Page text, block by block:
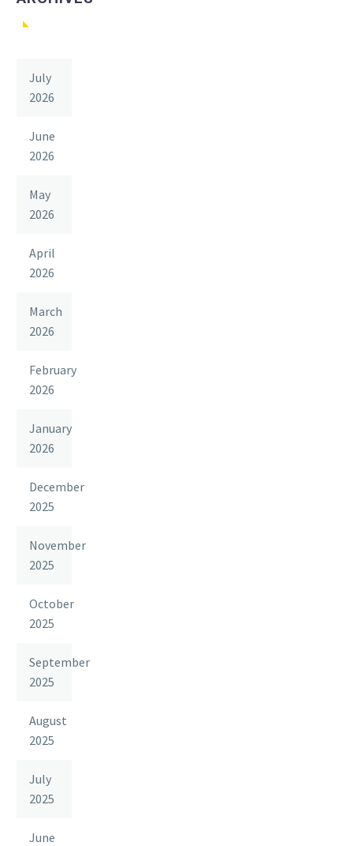
July
2026
June
2026
May
2026
April
2026
March
2026
February
2026
January
2026
December
2025
November
2025
October
2025
September
2025
August
2025
July
2025
June